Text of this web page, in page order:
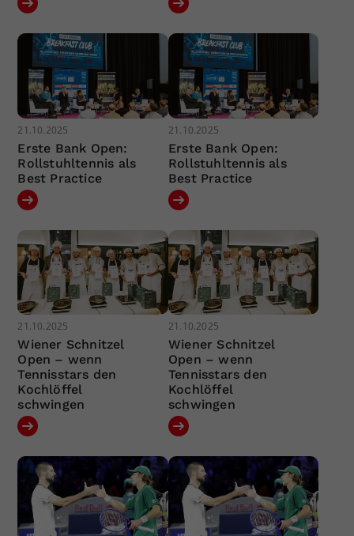
21.10.2025
Erste Bank Open:
Rollstuhltennis als
Best Practice
21.10.2025
Erste Bank Open:
Rollstuhltennis als
Best Practice
21.10.2025
Wiener Schnitzel
Open – wenn
Tennisstars den
Kochlöffel
schwingen
21.10.2025
Wiener Schnitzel
Open – wenn
Tennisstars den
Kochlöffel
schwingen